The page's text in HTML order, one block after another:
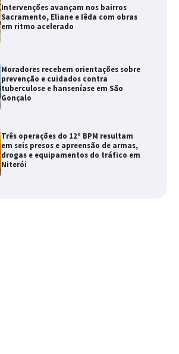
Intervenções avançam nos bairros
Sacramento, Eliane e Iêda com obras
em ritmo acelerado
Moradores recebem orientações sobre
prevenção e cuidados contra
tuberculose e hanseníase em São
Gonçalo
Três operações do 12º BPM resultam
em seis presos e apreensão de armas,
drogas e equipamentos do tráfico em
Niterói